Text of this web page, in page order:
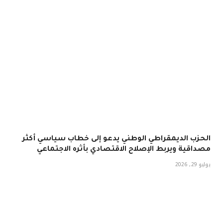
الحزب الديمقراطي الوطني يدعو إلى خطاب سياسي أكثر
مصداقية ويربط الإصلاح الاقتصادي بأثره الاجتماعي
يوليو 29, 2026